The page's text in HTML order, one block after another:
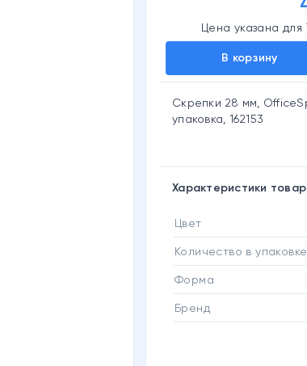
Цена указана
В корзину
Скрепки 28 мм,
упаковка, 162153
Характеристики
Цвет
Количество в упаковке
Форма
Бренд